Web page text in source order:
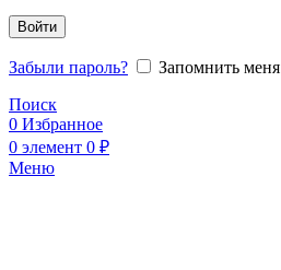
Войти
Забыли пароль?
Запомнить меня
Поиск
0 Избранное
0 элемент 0 ₽
Меню